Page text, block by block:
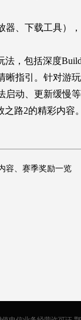
器、下载工具）
，包括深度
晰指引。针对游
启动、更新缓慢
之路2的精彩内容
容、赛季奖励一览